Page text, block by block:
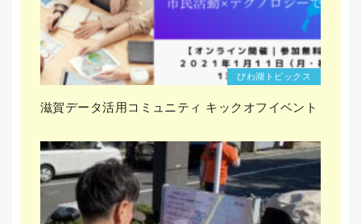
びわ湖トピックス
滋賀データ活用コミュニティ キックオフイベント